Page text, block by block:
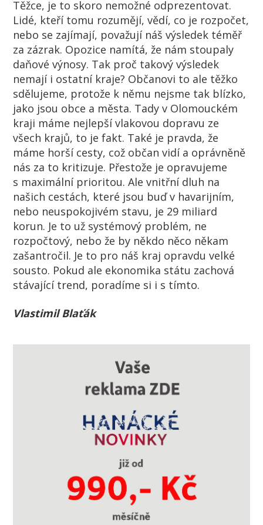
Těžce, je to skoro nemožné odprezentovat.
Lidé, kteří tomu rozumějí, vědí, co je rozpočet,
nebo se zajímají, považují náš výsledek téměř
za zázrak. Opozice namítá, že nám stoupaly
daňové výnosy. Tak proč takový výsledek
nemají i ostatní kraje? Občanovi to ale těžko
sdělujeme, protože k němu nejsme tak blízko,
jako jsou obce a města. Tady v Olomouckém
kraji máme nejlepší vlakovou dopravu ze
všech krajů, to je fakt. Také je pravda, že
máme horší cesty, což občan vidí a oprávněně
nás za to kritizuje. Přestože je opravujeme
s maximální prioritou. Ale vnitřní dluh na
našich cestách, které jsou buď v havarijním,
nebo neuspokojivém stavu, je 29 miliard
korun. Je to už systémový problém, ne
rozpočtový, nebo že by někdo něco někam
zašantročil. Je to pro náš kraj opravdu velké
sousto. Pokud ale ekonomika státu zachová
stávající trend, poradíme si i s tímto.
Vlastimil Blaťák